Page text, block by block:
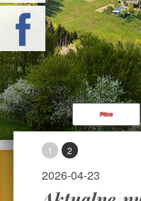
Pilne
2026-04-23
1 2